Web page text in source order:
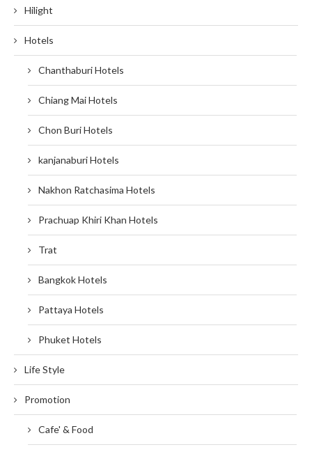
Hilight
Hotels
Chanthaburi Hotels
Chiang Mai Hotels
Chon Buri Hotels
kanjanaburi Hotels
Nakhon Ratchasima Hotels
Prachuap Khiri Khan Hotels
Trat
Bangkok Hotels
Pattaya Hotels
Phuket Hotels
Life Style
Promotion
Cafe' & Food